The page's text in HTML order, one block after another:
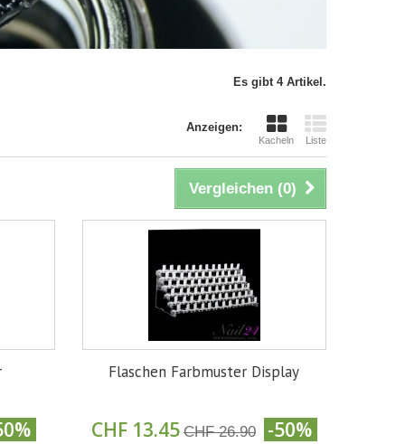
Es gibt 4 Artikel.
Anzeigen:
Kacheln Liste
Vergleichen (0)
Flaschen Farbmuster Display
CHF 13.45 CHF 26.90 -50%